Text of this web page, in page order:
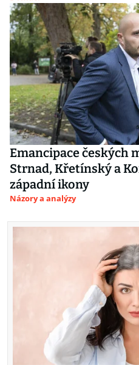
Emancipace českých
Strnad, Křetínský a
západní ikony
Názory a analýzy